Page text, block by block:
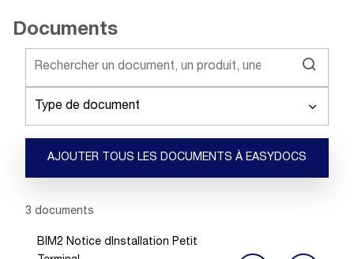
Documents
Type de document
AJOUTER TOUS LES DOCUMENTS À EASYDOCS
Showing 1 -3
3 documents
BIM2 Notice dInstallation Petit